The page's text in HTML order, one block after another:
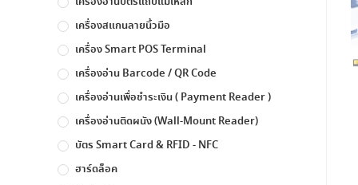
เครื่องสแกนลายนิ้วมือ
เครื่อง Smart POS Terminal
เครื่องอ่าน Barcode / QR Code
เครื่องอ่านเพื่อชำระเงิน ( Payment Reader )
เครื่องอ่านติดผนัง (Wall-Mount Reader)
บัตร Smart Card & RFID - NFC
ฮาร์ดล็อค